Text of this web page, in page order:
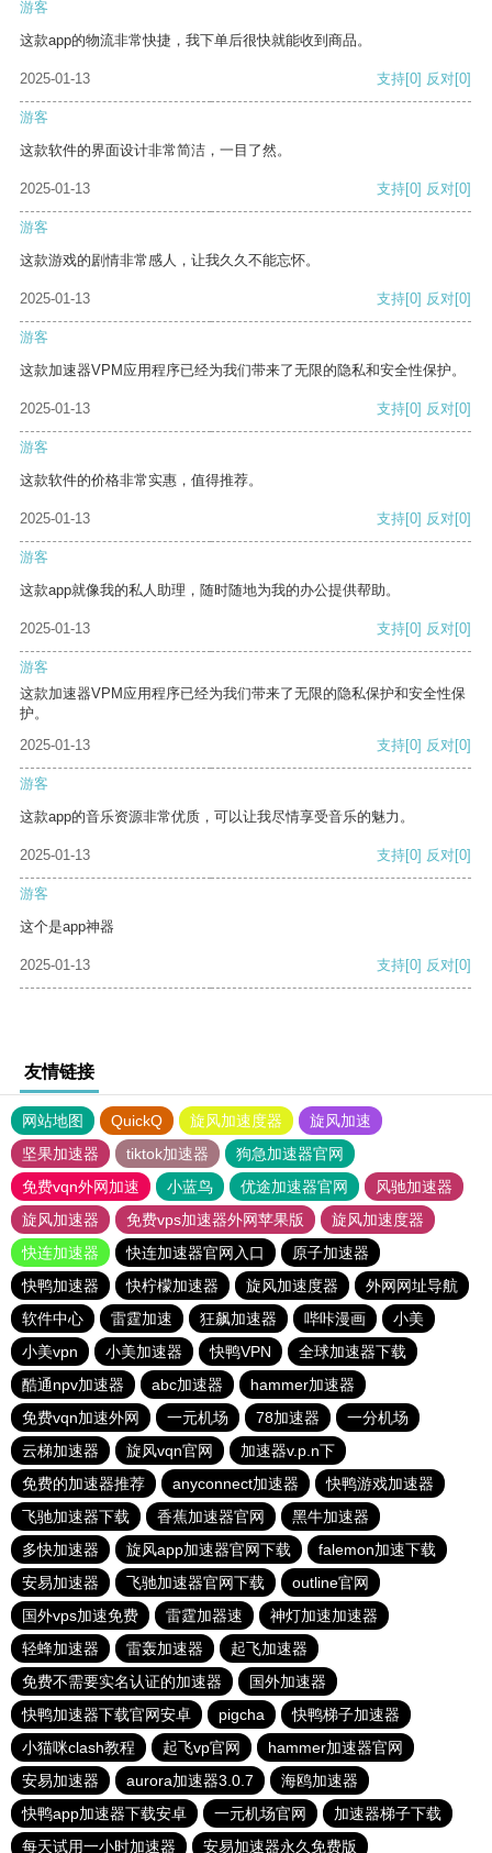
游客
这款app的物流非常快捷，我下单后很快就能收到商品。
2025-01-13 支持[0] 反对[0]
游客
这款软件的界面设计非常简洁，一目了然。
2025-01-13 支持[0] 反对[0]
游客
这款游戏的剧情非常感人，让我久久不能忘怀。
2025-01-13 支持[0] 反对[0]
游客
这款加速器VPM应用程序已经为我们带来了无限的隐私和安全性保护。
2025-01-13 支持[0] 反对[0]
游客
这款软件的价格非常实惠，值得推荐。
2025-01-13 支持[0] 反对[0]
游客
这款app就像我的私人助理，随时随地为我的办公提供帮助。
2025-01-13 支持[0] 反对[0]
游客
这款加速器VPM应用程序已经为我们带来了无限的隐私保护和安全性保
护。
2025-01-13
支持[0] 反对[0]
游客
这款app的音乐资源非常优质，可以让我尽情享受音乐的魅力。
2025-01-13 支持[0] 反对[0]
游客
这个是app神器
2025-01-13 支持[0] 反对[0]
友情链接
网站地图 QuickQ 旋风加速度器
旋风加速
坚果加速器
tiktok加速器
狗急加速器官网
免费vqn外网加速
小蓝鸟 优途加速器官网
风驰加速器
旋风加速器
免费vps加速器外网苹果版
旋风加速度器
快连加速器
快连加速器官网入口
原子加速器
快鸭加速器
快柠檬加速器 旋风加速度器
外网网址导航
软件中心
雷霆加速 狂飙加速器 哔咔漫画
小美
小美vpn
小美加速器 快鸭VPN
全球加速器下载
酷通npv加速器
abc加速器
hammer加速器
免费vqn加速外网
一元机场 78加速器
一分机场
云梯加速器
旋风vqn官网
加速器v.p.n下
免费的加速器推荐
anyconnect加速器
快鸭游戏加速器
飞驰加速器下载
香蕉加速器官网
黑牛加速器
多快加速器
旋风app加速器官网下载
falemon加速下载
安易加速器
飞驰加速器官网下载
outline官网
国外vps加速免费
雷霆加器速
神灯加速加速器
轻蜂加速器
雷轰加速器
起飞加速器
免费不需要实名认证的加速器
国外加速器
快鸭加速器下载官网安卓
pigcha
快鸭梯子加速器
小猫咪clash教程
起飞vp官网
hammer加速器官网
安易加速器
aurora加速器3.0.7
海鸥加速器
快鸭app加速器下载安卓
一元机场官网
加速器梯子下载
每天试用一小时加速器
安易加速器永久免费版